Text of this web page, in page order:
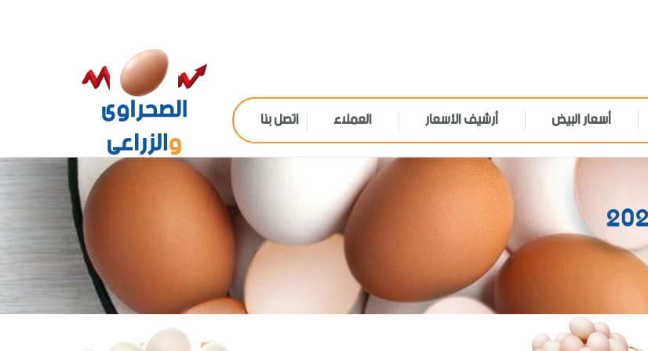
أسعار البيض أرشيف الأسعار العملاء اتصل بنا